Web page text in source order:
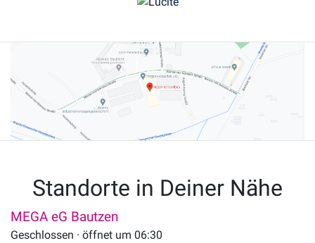
Standorte in Deiner Nähe
MEGA eG Bautzen
Geschlossen · öffnet um 06:30